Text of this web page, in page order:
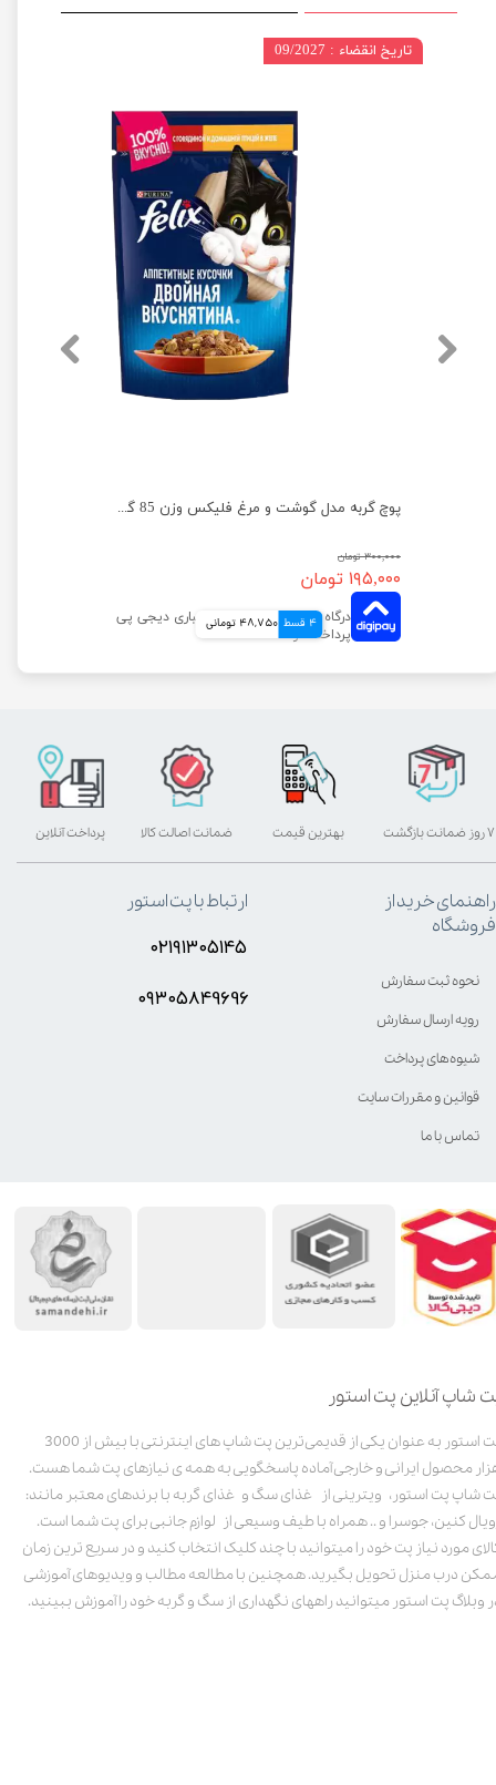
پوچ گربه مدل گوشت و مرغ فلیکس وزن 85 گرم
۳۰۰,۰۰۰ تومان
۱۹۵,۰۰۰ تومان
4 قسط 48,750 تومانی
تاریخ انقضاء : 09/2027
شاپ آنلاین پت استور
پت استور به عنوان یکی از قدیمی‌ترین پت شاپ های اینترنتی با بیش از 3000
محصول ایرانی و خارجی آماده پاسخگویی به همه ی نیازهای پت شما هست.
شاپ پت استور، ویترینی از غذای سگ و غذای گربه با برندهای معتبر مانند:
کنین، جوسرا و .. همراه با طیف وسیعی از لوازم جانبی برای پت شما است.
مورد نیاز پت خود را میتوانید با چند کلیک انتخاب کنید و در سریع ترین زمان
درب منزل تحویل بگیرید. همچنین با مطالعه مطالب و ویدیوهای آموزشی
وبلاگ پت استور میتوانید راههای نگهداری از سگ و گربه خود را آموزش ببینید.
بهترین قیمت پرداخت آنلاین ۷ روز ضمانت بازگشت ضمانت اصالت کالا
راهنمای خرید از
فروشگاه
نحوه ثبت سفارش
رویه ارسال سفارش
شیوه‌های پرداخت
قوانین و مقررات سایت
تماس با ما
ارتباط با پت استور
۰۲۱۹۱۳۰۵۱۴۵
۰۹۳۰۵8۴9696